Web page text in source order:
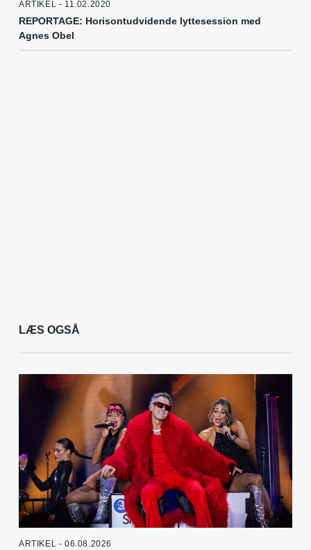
ARTIKEL - 11.02.2020
REPORTAGE: Horisontudvidende lyttesession med
Agnes Obel
LÆS OGSÅ
ARTIKEL - 06.08.2026